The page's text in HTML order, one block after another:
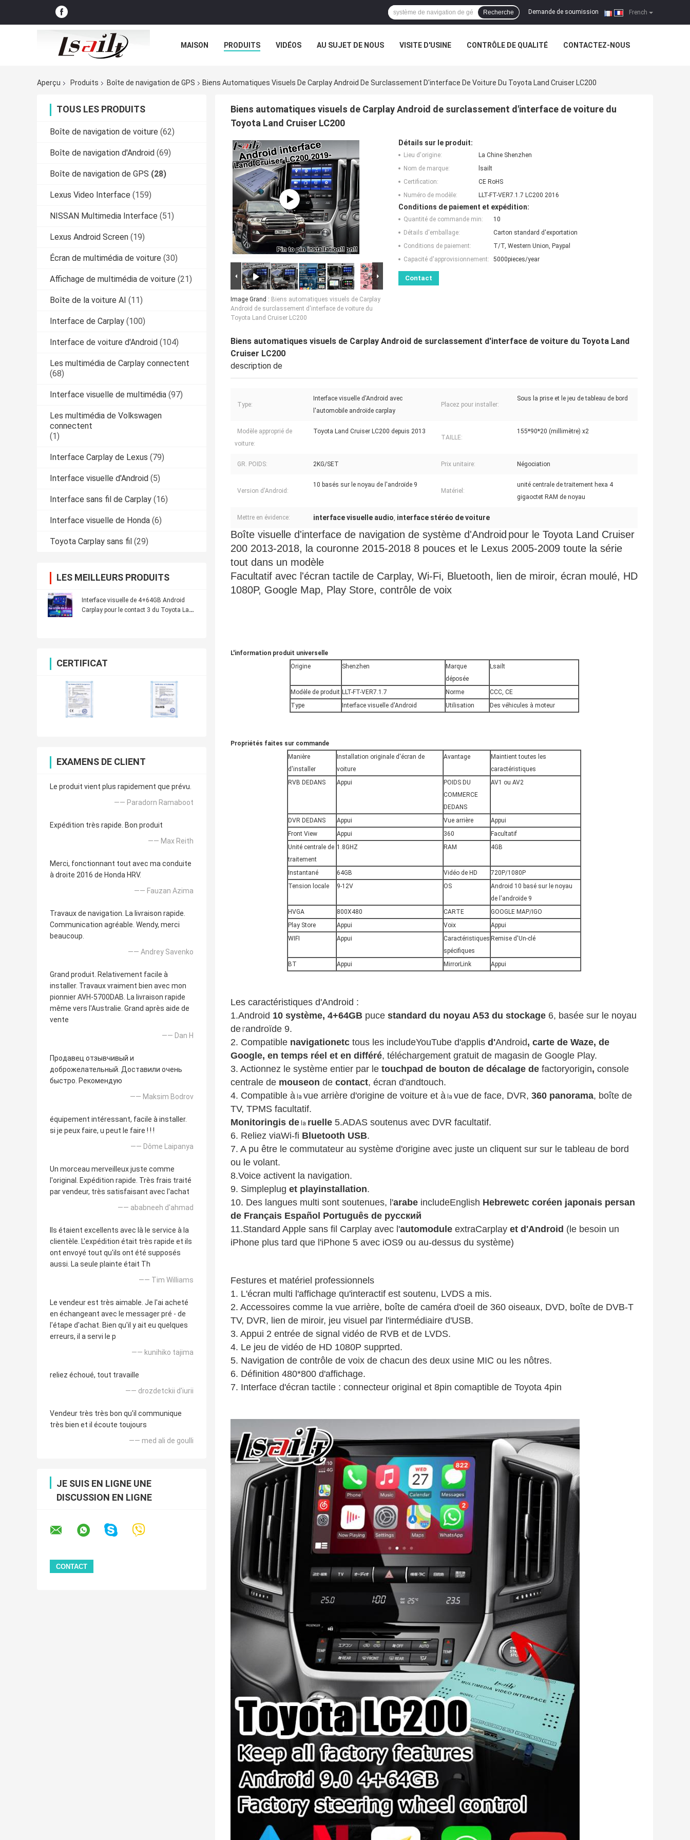
French
Demande de soumission |
Recherche
MAISON PRODUITS VIDÉOS AU SUJET DE NOUS VISITE D'USINE CONTRÔLE DE QUALITÉ CONTACTEZ-NOUS
Aperçu
Produits Boîte de navigation de GPS Biens Automatiques Visuels De Carplay Android De Surclassement D'interface De Voiture Du Toyota Land Cruiser LC200
TOUS LES PRODUITS
Boîte de navigation de voiture (62)
Boîte de navigation d'Android (69)
Boîte de navigation de GPS (28)
Lexus Video Interface (159)
NISSAN Multimedia Interface (51)
Lexus Android Screen (19)
Écran de multimédia de voiture (30)
Affichage de multimédia de voiture (21)
Boîte de la voiture AI (11)
Interface de Carplay (100)
Interface de voiture d'Android (104)
Les multimédia de Carplay connectent
(68)
Interface visuelle de multimédia (97)
Les multimédia de Volkswagen
connectent
(1)
Interface Carplay de Lexus (79)
Interface visuelle d'Android (5)
Interface sans fil de Carplay (16)
Interface visuelle de Honda (6)
Toyota Carplay sans fil (29)
LES MEILLEURS PRODUITS
Interface visuelle de 4+64GB Android
Carplay pour le contact 3 du Toyota Land
CERTIFICAT
EXAMENS DE CLIENT
Le produit vient plus rapidement que prévu.
—— Paradorn Ramaboot
Expédition très rapide. Bon produit
—— Max Reith
Merci, fonctionnant tout avec ma conduite
à droite 2016 de Honda HRV.
—— Fauzan Azima
Travaux de navigation. La livraison rapide.
Communication agréable. Wendy, merci
beaucoup.
—— Andrey Savenko
Grand produit. Relativement facile à
installer. Travaux vraiment bien avec mon
pionnier AVH-5700DAB. La livraison rapide
même vers l'Australie. Grand après aide de
vente
—— Dan H
Продавец отзывчивый и
доброжелательный. Доставили очень
быстро. Рекомендую
—— Maksim Bodrov
équipement intéressant, facile à installer.
si je peux faire, u peut le faire ! ! !
—— Dôme Laipanya
Un morceau merveilleux juste comme
l'original. Expédition rapide. Très frais traité
par vendeur, très satisfaisant avec l'achat
—— ababneeh d'ahmad
Ils étaient excellents avec là le service à la
clientèle. L'expédition était très rapide et ils
ont envoyé tout qu'ils ont été supposés
aussi. La seule plainte était Th
—— Tim Williams
Le vendeur est très aimable. Je l'ai acheté
en échangeant avec le messager pré - de
l'étape d'achat. Bien qu'il y ait eu quelques
erreurs, il a servi le p
—— kunihiko tajima
reliez échoué, tout travaille
—— drozdetckii d'iurii
Vendeur très très bon qu'il communique
très bien et il écoute toujours
—— med ali de goulli
JE SUIS EN LIGNE UNE
DISCUSSION EN LIGNE
Biens automatiques visuels de Carplay Android de surclassement d'interface de voiture du
Toyota Land Cruiser LC200
Image Grand : Biens automatiques visuels de Carplay
Android de surclassement d'interface de voiture du
Toyota Land Cruiser LC200
Détails sur le produit:
Lieu d'origine:
La Chine Shenzhen
Nom de marque:
lsailt
Certification:
CE RoHS
Numéro de modèle:
LLT-FT-VER7.1.7 LC200 2016
Conditions de paiement et expédition:
Quantité de commande min:
10
Détails d'emballage:
Carton standard d'exportation
Conditions de paiement:
T/T, Western Union, Paypal
Capacité d'approvisionnement:
5000pieces/year
Contact
Biens automatiques visuels de Carplay Android de surclassement d'interface de voiture du Toyota Land
Cruiser LC200
description de
Type:
Interface visuelle d'Android avec
l'automobile androïde carplay
Placez pour installer:
Sous la prise et le jeu de tableau de bord
Modèle approprié de
voiture:
Toyota Land Cruiser LC200 depuis 2013
TAILLE:
155*90*20 (millimètre) x2
GR. POIDS: 2KG/SET Prix unitaire: Négociation
Version d'Android:
10 basés sur le noyau de l'androïde 9
Matériel:
unité centrale de traitement hexa 4
gigaoctet RAM de noyau
Mettre en évidence: interface visuelle audio, interface stéréo de voiture
Boîte visuelle d'interface de navigation de système d'Android pour le Toyota Land Cruiser
200 2013-2018, la couronne 2015-2018 8 pouces et le Lexus 2005-2009 toute la série
tout dans un modèle
Facultatif avec l'écran tactile de Carplay, Wi-Fi, Bluetooth, lien de miroir, écran moulé, HD
1080P, Google Map, Play Store, contrôle de voix
L'information produit universelle
Origine
Shenzhen
Marque
déposée
Lsailt
Modèle de produit LLT-FT-VER7.1.7 Norme
CCC, CE
Type
Interface visuelle d'Android Utilisation Des véhicules à moteur
Propriétés faites sur commande
Manière
d'installer
Installation originale d'écran de
voiture
Avantage
Maintient toutes les
caractéristiques
RVB DEDANS
Appui
POIDS DU
COMMERCE
DEDANS
AV1 ou AV2
DVR DEDANS Appui Vue arrière
Appui
Front View
Appui 360
Facultatif
Unité centrale de
traitement
1.8GHZ RAM 4GB
Instantané 64GB Vidéo de HD
720P/1080P
Tension locale
9-12V OS
Android 10 basé sur le noyau
de l'androïde 9
HVGA
800X480 CARTE
GOOGLE MAP/IGO
Play Store
Appui Voix
Appui
WIFI
Appui
Caractéristiques
spécifiques
Remise d'Un-clé
BT Appui MirrorLink Appui
Les caractéristiques d'Android :
1.Android 10 système, 4+64GB puce standard du noyau A53 du stockage 6, basée sur le noyau
de l'androïde 9.
2. Compatible navigationetc tous les includeYouTube d'applis d'Android, carte de Waze, de
Google, en temps réel et en différé, téléchargement gratuit de magasin de Google Play.
3. Actionnez le système entier par le touchpad de bouton de décalage de factoryorigin, console
centrale de mouseon de contact, écran d'andtouch.
4. Compatible à la vue arrière d'origine de voiture et à la vue de face, DVR, 360 panorama, boîte de
TV, TPMS facultatif.
Monitoringis de la ruelle 5.ADAS soutenus avec DVR facultatif.
6. Reliez viaWi-fi Bluetooth USB.
7. A pu être le commutateur au système d'origine avec juste un cliquent sur sur le tableau de bord
ou le volant.
8.Voice activent la navigation.
9. Simpleplug et playinstallation.
10. Des langues multi sont soutenues, l'arabe includeEnglish Hebrewetc coréen japonais persan
de Français Español Português de русский
11.Standard Apple sans fil Carplay avec l'automodule extraCarplay et d'Android (le besoin un
iPhone plus tard que l'iPhone 5 avec iOS9 ou au-dessus du système)
Festures et matériel professionnels
1. L'écran multi l'affichage qu'interactif est soutenu, LVDS a mis.
2. Accessoires comme la vue arrière, boîte de caméra d'oeil de 360 oiseaux, DVD, boîte de DVB-T
TV, DVR, lien de miroir, jeu visuel par l'intermédiaire d'USB.
3. Appui 2 entrée de signal vidéo de RVB et de LVDS.
4. Le jeu de vidéo de HD 1080P supprted.
5. Navigation de contrôle de voix de chacun des deux usine MIC ou les nôtres.
6. Définition 480*800 d'affichage.
7. Interface d'écran tactile : connecteur original et 8pin comaptible de Toyota 4pin